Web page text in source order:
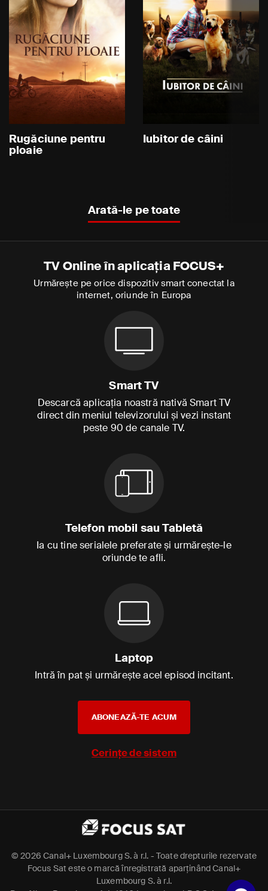
Rugăciune pentru
ploaie
Iubitor de câini
Arată-le pe toate
TV Online în aplicația FOCUS+
Urmărește pe orice dispozitiv smart conectat la
internet, oriunde în Europa
Smart TV
Descarcă aplicația noastră nativă Smart TV
direct din meniul televizorului și vezi instant
peste 90 de canale TV.
Telefon mobil sau Tabletă
Ia cu tine serialele preferate și urmărește-le
oriunde te afli.
Laptop
Intră în pat și urmărește acel episod incitant.
ABONEAZĂ-TE ACUM
Cerințe de sistem
©2026 Canal+ Luxembourg S. à r.l. - Toate drepturile rezervate
Focus Sat este o marcă înregistrată aparținând Canal+
Luxembourg S. à r.l.